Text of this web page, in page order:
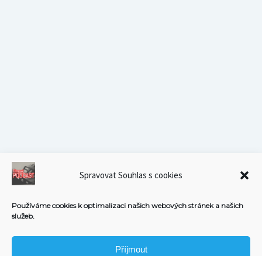
Spravovat Souhlas s cookies
Používáme cookies k optimalizaci našich webových stránek a našich
služeb.
Příjmout